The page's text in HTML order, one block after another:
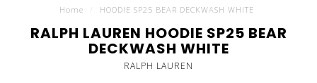
Home HOODIE SP25 BEAR DECKWASH WHITE
RALPH LAUREN HOODIE SP25 BEAR
DECKWASH WHITE
RALPH LAUREN